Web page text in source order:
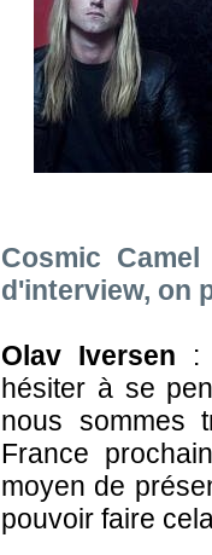
Cosmic
d'interview, on
Olav Iversen :
hésiter à se
nous sommes
France
moyen de
pouvoir faire